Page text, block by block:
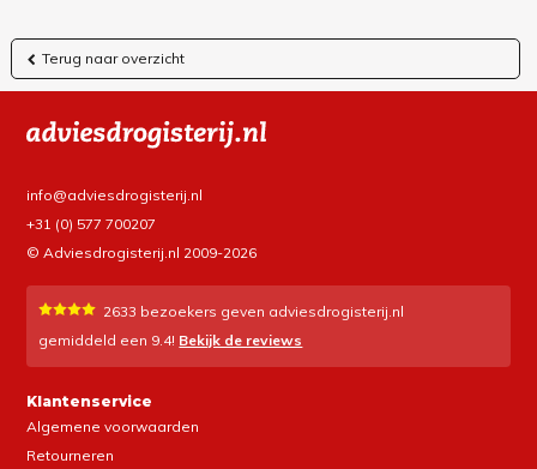
Terug naar overzicht
info@adviesdrogisterij.nl
+31 (0) 577 700207
© Adviesdrogisterij.nl 2009-2026
2633 bezoekers geven adviesdrogisterij.nl
gemiddeld een 9.4! Bekijk de reviews
Klantenservice
Algemene voorwaarden
Retourneren